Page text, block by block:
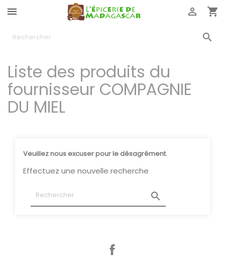
 


Liste des produits du
fournisseur COMPAGNIE
DU MIEL
Veuillez nous excuser pour le désagrément.
Effectuez une nouvelle recherche
